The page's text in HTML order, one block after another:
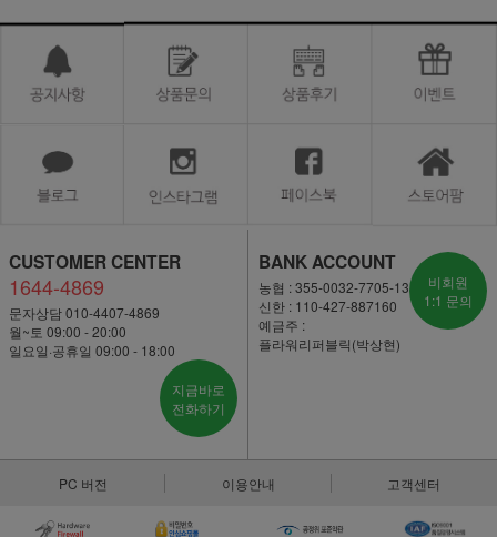
CUSTOMER CENTER
1644-4869
문자상담 010-4407-4869
월~토 09:00 - 20:00
일요일·공휴일 09:00 - 18:00
지금바로
전화하기
BANK ACCOUNT
농협 : 355-0032-7705-13
신한 : 110-427-887160
예금주 :
플라워리퍼블릭(박상현)
비회원
1:1 문의
PC 버전 이용안내 고객센터